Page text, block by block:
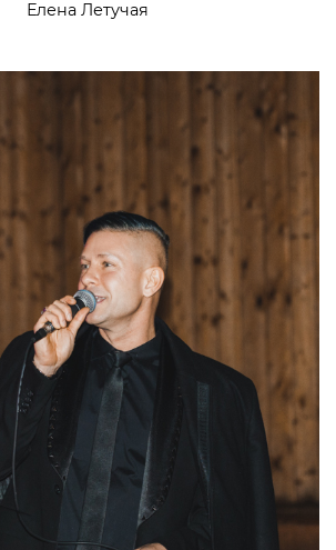
Елена Летучая